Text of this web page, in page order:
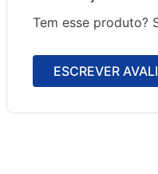
Tem esse produto?
ESCREVER